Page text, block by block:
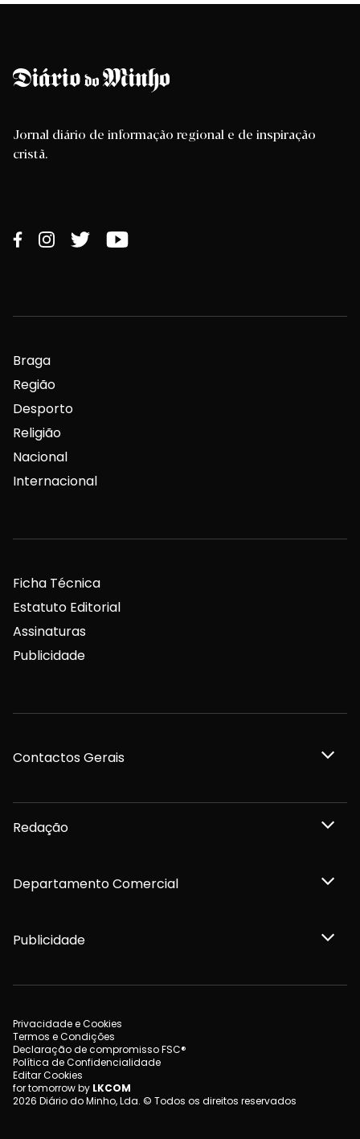
Jornal diário de informação regional e de inspiração
cristã.
Braga
Região
Desporto
Religião
Nacional
Internacional
Ficha Técnica
Estatuto Editorial
Assinaturas
Publicidade
Contactos Gerais
Redação
Departamento Comercial
Publicidade
Privacidade e Cookies
Termos e Condições
Declaração de compromisso FSC®
Política de Confidencialidade
Editar Cookies
for tomorrow by LKCOM
2026 Diário do Minho, Lda. © Todos os direitos reservados